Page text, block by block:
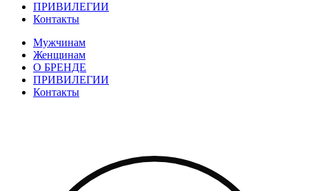
ПРИВИЛЕГИИ
Контакты
Мужчинам
Женщинам
О БРЕНДЕ
ПРИВИЛЕГИИ
Контакты